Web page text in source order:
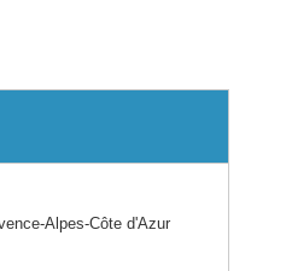
Alpes-Côte d'Azur